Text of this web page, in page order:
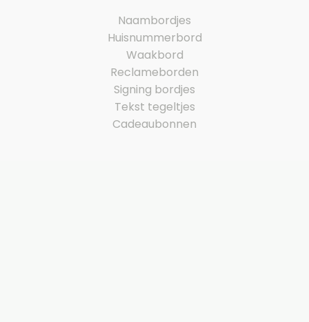
Naambordjes
Huisnummerbord
Waakbord
Reclameborden
Signing bordjes
Tekst tegeltjes
Cadeaubonnen